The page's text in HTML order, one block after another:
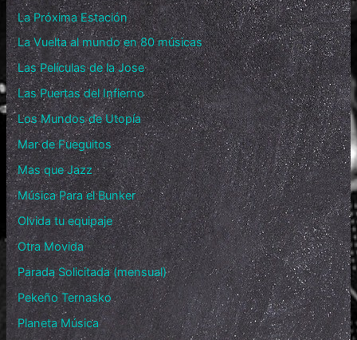
La Próxima Estación
La Vuelta al mundo en 80 músicas
Las Películas de la Jose
Las Puertas del Infierno
Los Mundos de Utopía
Mar de Fueguitos
Mas que Jazz
Música Para el Bunker
Olvida tu equipaje
Otra Movida
Parada Solicitada (mensual)
Pekeño Ternasko
Planeta Música